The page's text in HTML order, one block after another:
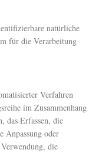
natürliche
für die Verarbeitung
Verfahren
im Zusammenhang
das Erfassen, die
Anpassung oder
die